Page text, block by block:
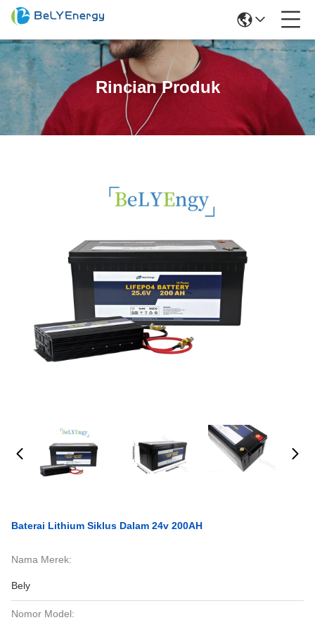
Rincian Produk
Baterai Lithium Siklus Dalam 24v 200AH
Nama Merek:
Bely
Nomor Model: